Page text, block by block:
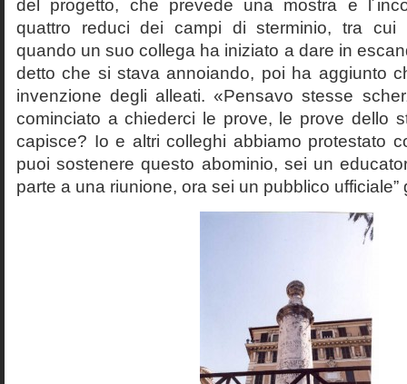
del progetto, che prevede una mostra e
quattro reduci dei campi di sterminio, tra cui
quando un suo collega ha iniziato a dare in
detto che si stava annoiando, poi ha aggiunto
invenzione degli alleati. «Pensavo stesse
cominciato a chiederci le prove, le prove dello
capisce? Io e altri colleghi abbiamo protestato
puoi sostenere questo abominio, sei un
parte a una riunione, ora sei un pubblico ufficiale”